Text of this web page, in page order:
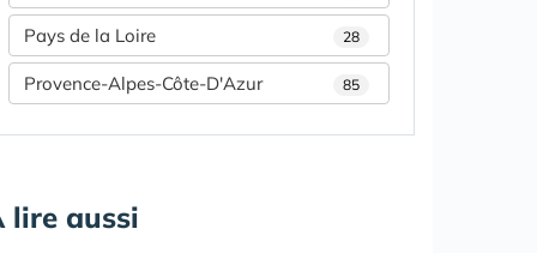
Pays de la Loire 28
Provence-Alpes-Côte-D'Azur 85
lire aussi